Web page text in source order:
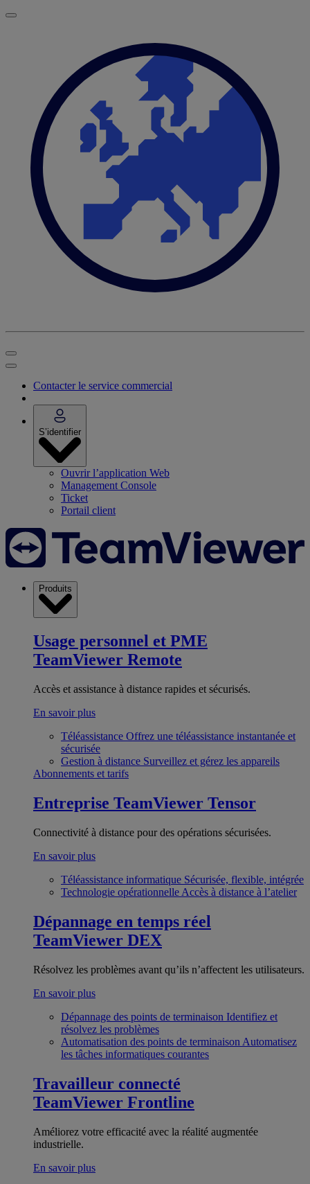
Contacter le service commercial
S’identifier
Ouvrir l’application Web
Management Console
Ticket
Portail client
Produits
Usage personnel et PME
TeamViewer Remote
Accès et assistance à distance rapides et sécurisés.
En savoir plus
Téléassistance Offrez une téléassistance instantanée et
sécurisée
Gestion à distance Surveillez et gérez les appareils
Abonnements et tarifs
Entreprise TeamViewer Tensor
Connectivité à distance pour des opérations sécurisées.
En savoir plus
Téléassistance informatique Sécurisée, flexible, intégrée
Technologie opérationnelle Accès à distance à l’atelier
Dépannage en temps réel
TeamViewer DEX
Résolvez les problèmes avant qu’ils n’affectent les utilisateurs.
En savoir plus
Dépannage des points de terminaison Identifiez et
résolvez les problèmes
Automatisation des points de terminaison Automatisez
les tâches informatiques courantes
Travailleur connecté
TeamViewer Frontline
Améliorez votre efficacité avec la réalité augmentée
industrielle.
En savoir plus